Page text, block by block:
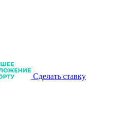
Сделать ставку